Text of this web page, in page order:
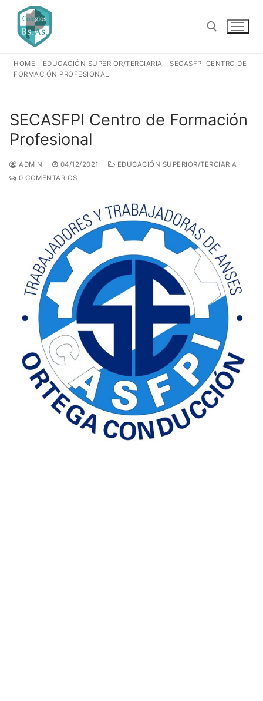
contenido
Buscar:
HOME - EDUCACIÓN SUPERIOR/TERCIARIA -SECASFPI CENTRO DE
FORMACIÓN PROFESIONAL
SECASFPI Centro de Formación
Profesional
ADMIN 04/12/2021
EDUCACIÓN SUPERIOR/TERCIARIA
0 COMENTARIOS